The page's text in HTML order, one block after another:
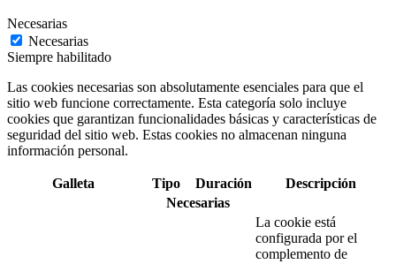
Necesarias
Necesarias
Siempre habilitado
Las cookies necesarias son absolutamente esenciales para que el
sitio web funcione correctamente. Esta categoría solo incluye
cookies que garantizan funcionalidades básicas y características de
seguridad del sitio web. Estas cookies no almacenan ninguna
información personal.
Galleta Tipo Duración
Descripción
Necesarias
La cookie está
configurada por el
complemento de